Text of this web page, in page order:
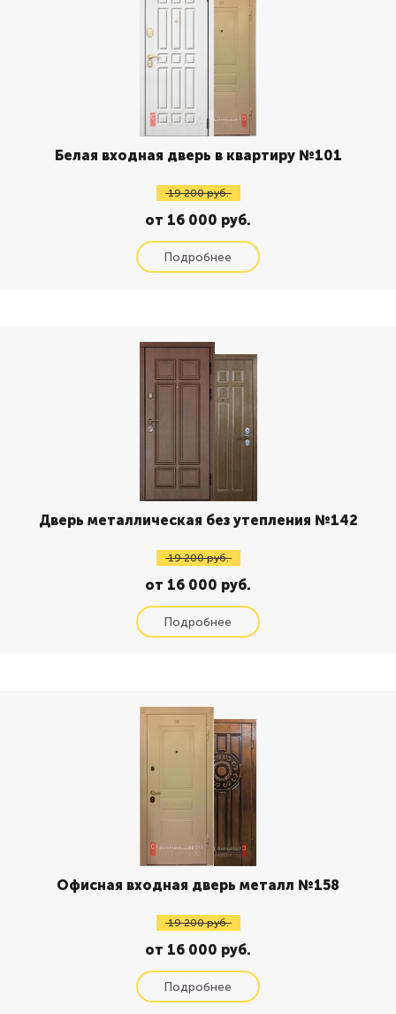
Белая входная дверь в квартиру №101
19 200 руб.
от 16 000 руб.
Дверь металлическая без утепления №142
19 200 руб.
от 16 000 руб.
Офисная входная дверь металл №158
19 200 руб.
от 16 000 руб.